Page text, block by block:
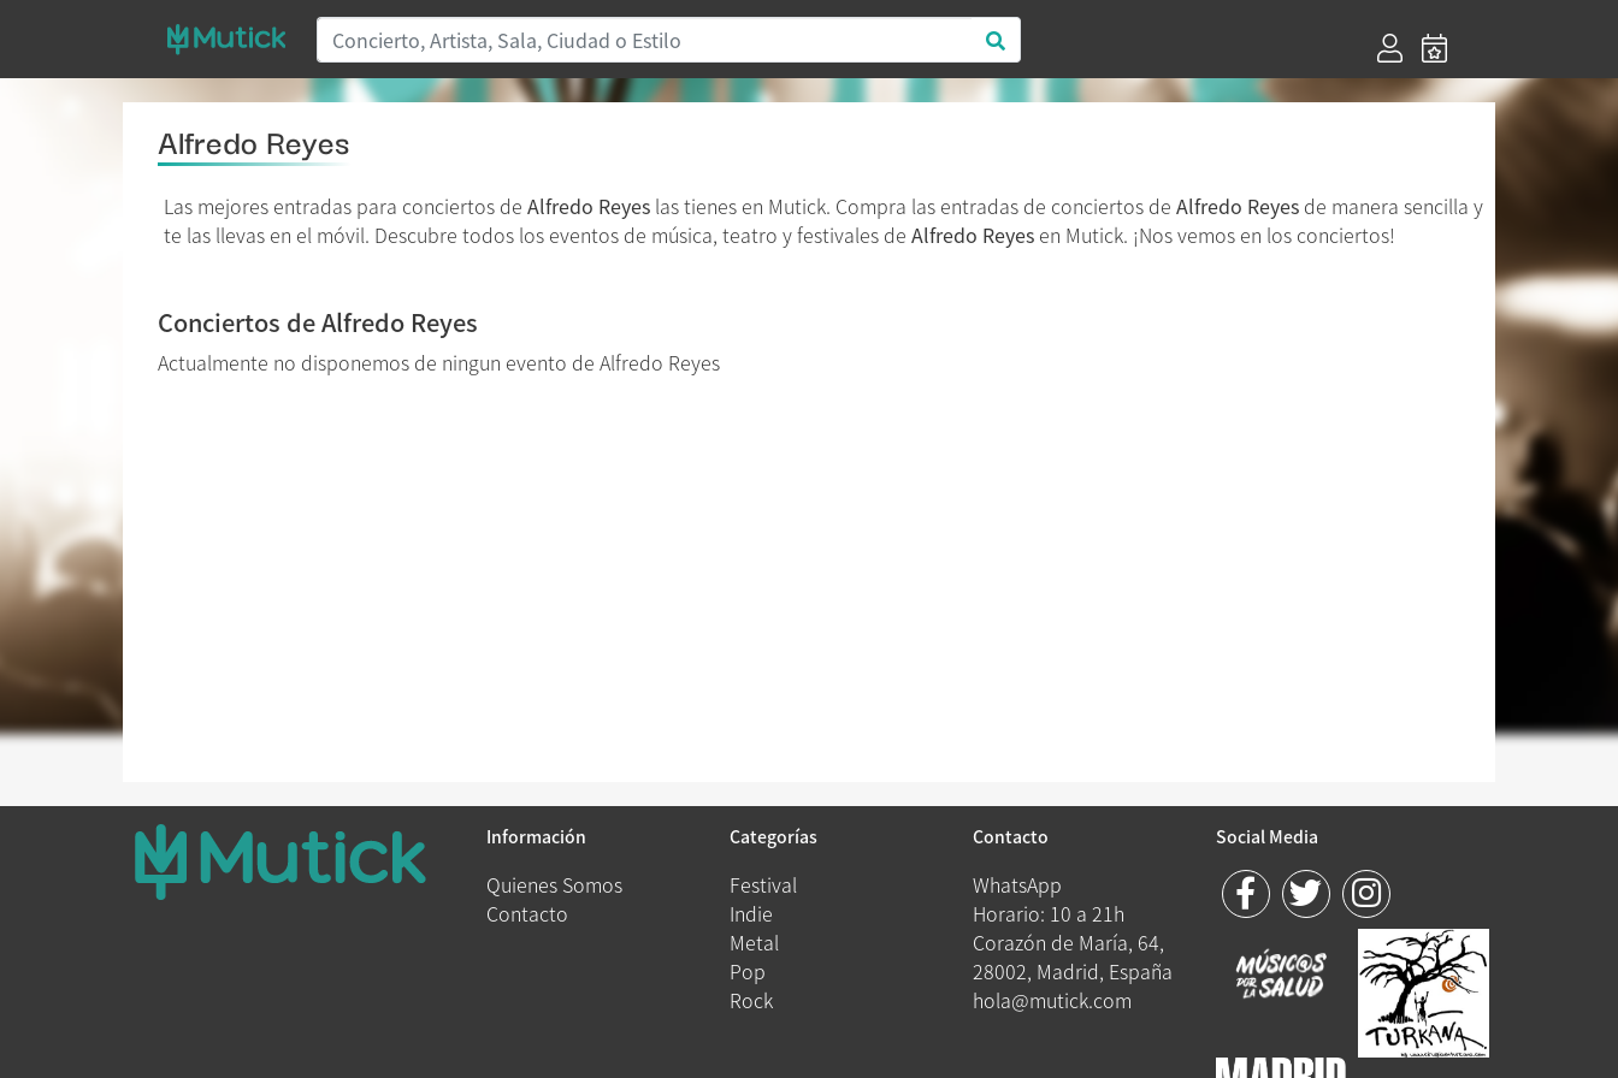
Alfredo Reyes
Las mejores entradas para conciertos de Alfredo Reyes las tienes en Mutick. Compra las entradas de conciertos de Alfredo Reyes de manera sencilla y
te las llevas en el móvil. Descubre todos los eventos de música, teatro y festivales de Alfredo Reyes en Mutick. ¡Nos vemos en los conciertos!
Conciertos de Alfredo Reyes
Actualmente no disponemos de ningun evento de Alfredo Reyes
Información
Quienes Somos
Contacto
Categorías
Festival
Indie
Metal
Pop
Rock
Contacto
WhatsApp
Horario: 10 a 21h
Corazón de María, 64,
28002, Madrid, España
hola@mutick.com
Social Media